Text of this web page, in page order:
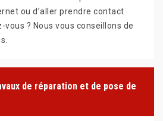
ou d’aller prendre contact
vous ? Nous vous conseillons de
de réparation et de pose de